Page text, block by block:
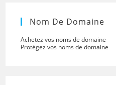
Nom De Domaine
Achetez vos noms de domaine
Protégez vos noms de domaine